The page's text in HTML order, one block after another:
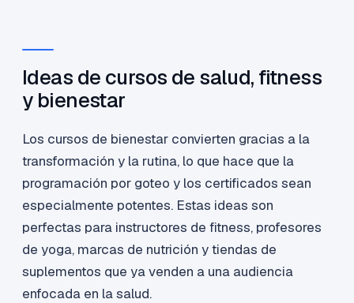
Ideas de cursos de salud, fitness
y bienestar
Los cursos de bienestar convierten gracias a la
transformación y la rutina, lo que hace que la
programación por goteo y los certificados sean
especialmente potentes. Estas ideas son
perfectas para instructores de fitness, profesores
de yoga, marcas de nutrición y tiendas de
suplementos que ya venden a una audiencia
enfocada en la salud.